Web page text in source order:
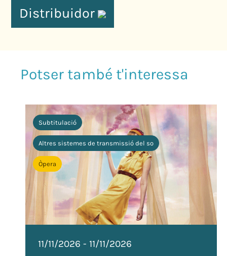
Distribuidor
Subtitulació
Altres sistemes de transmissió del so
Òpera
11/11/2026 - 11/11/2026